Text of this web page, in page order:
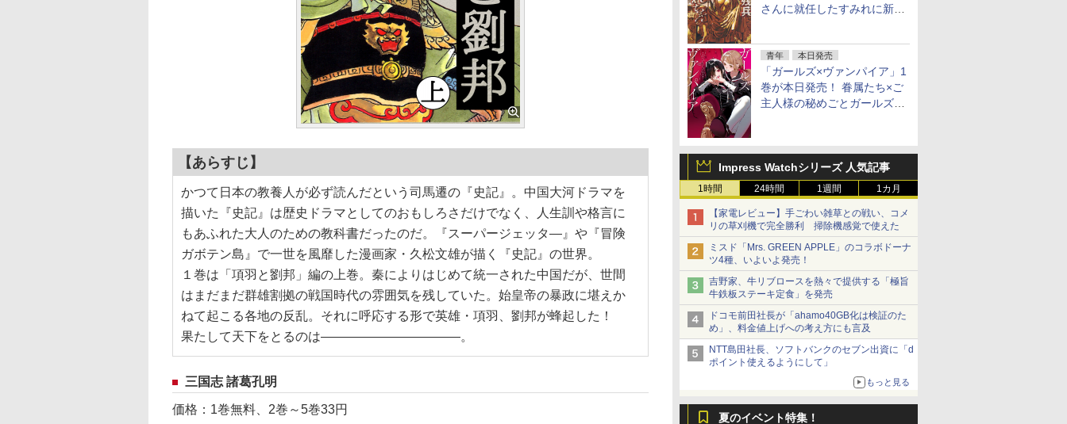
さんに就任したすみれに新た
青年 本日発売
「ガールズ×ヴァンパイア」1
巻が本日発売！ 眷属たち×ご
主人様の秘めごとガールズラ
Impress Watchシリーズ 人気記事
1時間 24時間 1週間 1カ月
【家電レビュー】手ごわい雑草との戦い、コメ
リの草刈機で完全勝利 掃除機感覚で使えた
ミスド「Mrs. GREEN APPLE」のコラボドーナ
ツ4種、いよいよ発売！
吉野家、牛リブロースを熱々で提供する「極旨
牛鉄板ステーキ定食」を発売
ドコモ前田社長が「ahamo40GB化は検証のた
め」、料金値上げへの考え方にも言及
NTT島田社長、ソフトバンクのセブン出資に「d
ポイント使えるようにして」
もっと見る
夏のイベント特集！
【あらすじ】
かつて日本の教養人が必ず読んだという司馬遷の『史記』。中国大河ドラマを
描いた『史記』は歴史ドラマとしてのおもしろさだけでなく、人生訓や格言に
もあふれた大人のための教科書だったのだ。『スーパージェッタ―』や『冒険
ガボテン島』で一世を風靡した漫画家・久松文雄が描く『史記』の世界。
１巻は「項羽と劉邦」編の上巻。秦によりはじめて統一された中国だが、世間
はまだまだ群雄割拠の戦国時代の雰囲気を残していた。始皇帝の暴政に堪えか
ねて起こる各地の反乱。それに呼応する形で英雄・項羽、劉邦が蜂起した！
果たして天下をとるのは―――――――――――。
三国志 諸葛孔明
価格：1巻無料、2巻～5巻33円